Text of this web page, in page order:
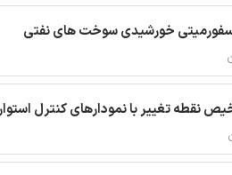
خورشیدی سوخت های نفتی
نقطه تغییر با نمودارهای کنترل